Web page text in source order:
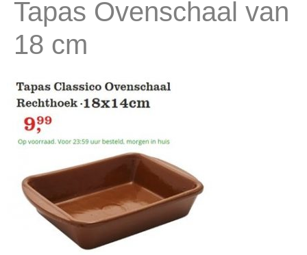
Tapas Ovenschaal van
18 cm